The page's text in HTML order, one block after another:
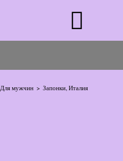
Для мужчин > Запонки, Италия